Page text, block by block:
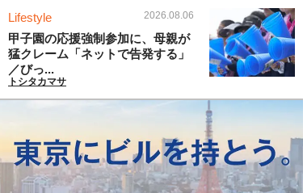
Lifestyle 2026.08.06
甲子園の応援強制参加に、母親が
猛クレーム「ネットで告発する」
／びっ...
トシタカマサ